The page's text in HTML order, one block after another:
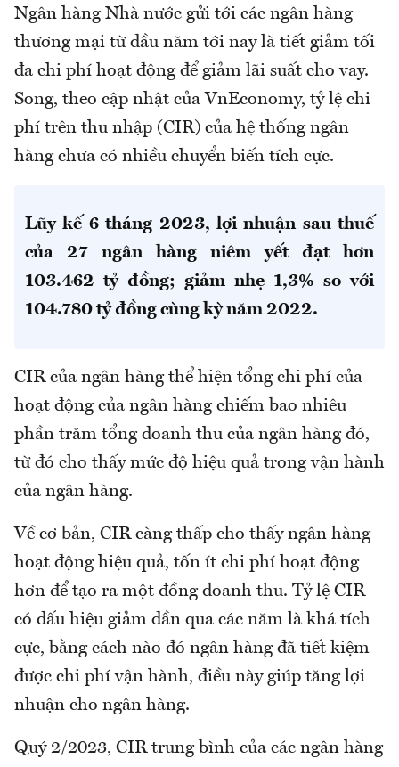
Ngân hàng Nhà nước gửi tới các ngân hàng
thương mại từ đầu năm tới nay là tiết giảm tối
đa chi phí hoạt động để giảm lãi suất cho vay.
Song, theo cập nhật của VnEconomy, tỷ lệ chi
phí trên thu nhập (CIR) của hệ thống ngân
hàng chưa có nhiều chuyển biến tích cực.
Lũy kế 6 tháng 2023, lợi nhuận sau thuế
của 27 ngân hàng niêm yết đạt hơn
103.462 tỷ đồng; giảm nhẹ 1,3% so với
104.780 tỷ đồng cùng kỳ năm 2022.
CIR của ngân hàng thể hiện tổng chi phí của
hoạt động của ngân hàng chiếm bao nhiêu
phần trăm tổng doanh thu của ngân hàng đó,
từ đó cho thấy mức độ hiệu quả trong vận hành
của ngân hàng.
Về cơ bản, CIR càng thấp cho thấy ngân hàng
hoạt động hiệu quả, tốn ít chi phí hoạt động
hơn để tạo ra một đồng doanh thu. Tỷ lệ CIR
có dấu hiệu giảm dần qua các năm là khá tích
cực, bằng cách nào đó ngân hàng đã tiết kiệm
được chi phí vận hành, điều này giúp tăng lợi
nhuận cho ngân hàng.
Quý 2/2023, CIR trung bình của các ngân hàng